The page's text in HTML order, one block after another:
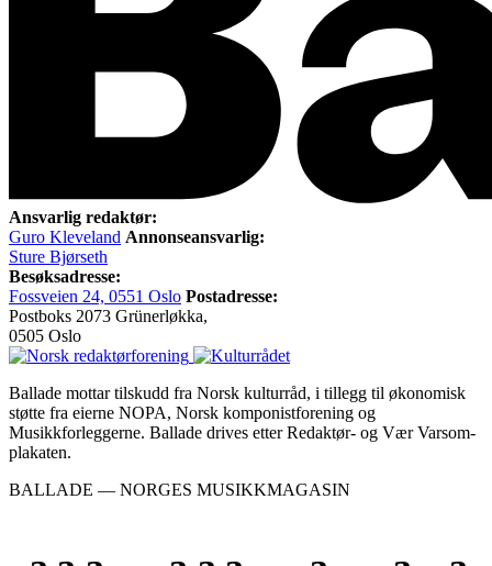
Ansvarlig redaktør:
Guro Kleveland Annonseansvarlig:
Sture Bjørseth
Besøksadresse:
Fossveien 24, 0551 Oslo Postadresse:
Postboks 2073 Grünerløkka,
0505 Oslo
Ballade mottar tilskudd fra Norsk kulturråd, i tillegg til økonomisk
støtte fra eierne NOPA, Norsk komponistforening og
Musikkforleggerne. Ballade drives etter Redaktør- og Vær Varsom-
plakaten.
BALLADE — NORGES MUSIKKMAGASIN